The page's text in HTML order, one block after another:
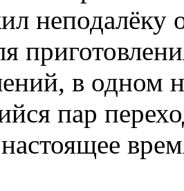
неподалёку
в одном
пар